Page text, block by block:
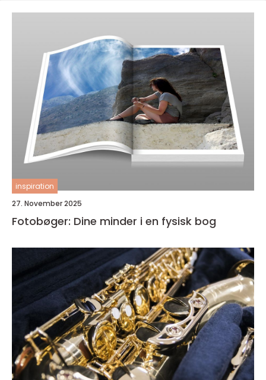
inspiration
27. November 2025
Fotobøger: Dine minder i en fysisk bog